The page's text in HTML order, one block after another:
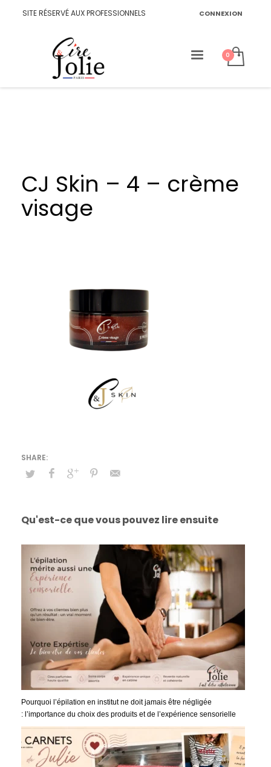
SITE RÉSERVÉ AUX PROFESSIONNELS CONNEXION
CJ Skin – 4 – crème
visage
Qu'est-ce que vous pouvez lire ensuite
Pourquoi l’épilation en institut ne doit jamais être négligée
: l’importance du choix des produits et de l’expérience sensorielle